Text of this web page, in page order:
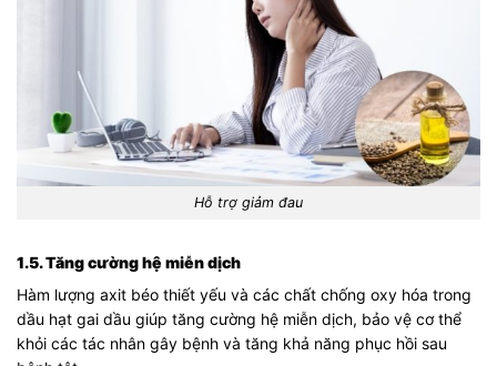
Hỗ trợ giảm đau
1.5. Tăng cường hệ miễn dịch
Hàm lượng axit béo thiết yếu và các chất chống oxy hóa trong
dầu hạt gai dầu giúp tăng cường hệ miễn dịch, bảo vệ cơ thể
khỏi các tác nhân gây bệnh và tăng khả năng phục hồi sau